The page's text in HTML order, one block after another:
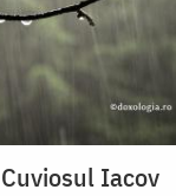
Iacov